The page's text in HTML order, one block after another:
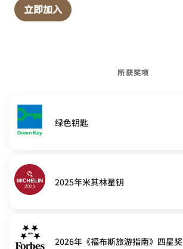
立即加入
所获奖项
绿色钥匙
2025年米其林星钥
2026年《福布斯旅游指南》四星奖